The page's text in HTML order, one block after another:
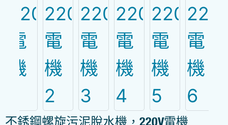
不銹鋼螺旋污泥脫水機，220V電機